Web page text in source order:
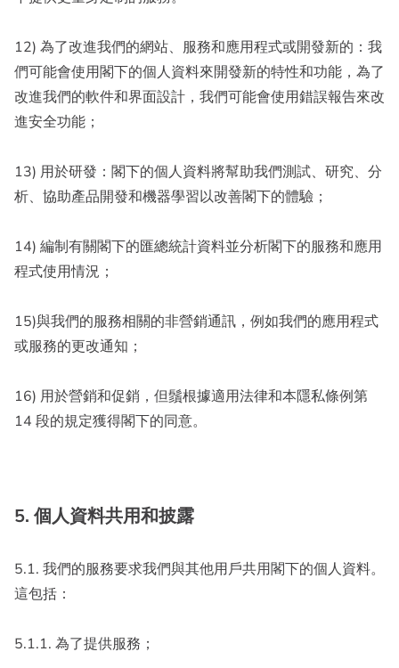
12) 為了改進我們的網站、服務和應用程式或開發新的：我
們可能會使用閣下的個人資料來開發新的特性和功能，為了
改進我們的軟件和界面設計，我們可能會使用錯誤報告來改
進安全功能；
13) 用於研發：閣下的個人資料將幫助我們測試、研究、分
析、協助產品開發和機器學習以改善閣下的體驗；
14) 編制有關閣下的匯總統計資料並分析閣下的服務和應用
程式使用情況；
15)與我們的服務相關的非營銷通訊，例如我們的應用程式
或服務的更改通知；
16) 用於營銷和促銷，但鬚根據適用法律和本隱私條例第
14 段的規定獲得閣下的同意。
5. 個人資料共用和披露
5.1. 我們的服務要求我們與其他用戶共用閣下的個人資料。
這包括：
5.1.1. 為了提供服務；